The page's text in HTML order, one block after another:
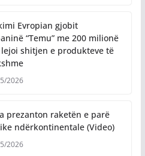
Evropian gjobit
“Temu” me 200 milionë
shitjen e produkteve të
2026
prezanton raketën e parë
ndërkontinentale (Video)
2026